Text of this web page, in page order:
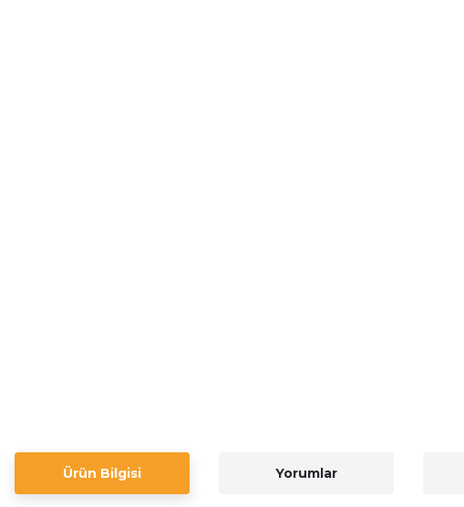
Ürün Bilgisi Yorumlar